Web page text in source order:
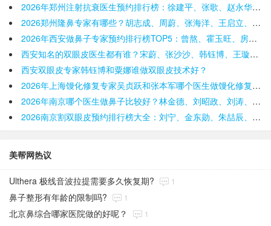
2026年郑州注射抗衰医生预约排行榜：徐建平、张歌、赵永华、张婉霞、王妍芝、唐喜、李娟、朱怡梦哪个好
2026郑州隆鼻专家有哪些？胡志成、周蔚、张海洋、王启立、张鹏、李冰谁做鼻子更好？
2026年西安做鼻子专家预约排行榜TOP5：曾熬、霍玉旺、房志强、蒋立、刘宝军哪个更好？
西安知名的双眼皮医生都有谁？宋蔚、张沙沙、韩钰博、王璇、张文军谁做双眼皮更好？
西安双眼皮专家韩钰博和粟娜谁做双眼皮技术好？
2026年上海馒化修复专家吴贞跃和张本军哪个医生做馒化修复技术好？
2026年南京哪个医生做鼻子比较好？林金德、刘昭政、刘涛、黄金龙、曹海峰谁隆鼻技术好？
2026南京割双眼皮预约排行榜大全：刘宁、金东勋、朱喆辰、丁洪如、孙宗良哪个最好？
美帮网热议
Ulthera 极线音波拉提需要多久恢复期? 1
鼻子整形有年龄的限制吗? 1
北京鼻综合哪家医院做的好呢？ 1